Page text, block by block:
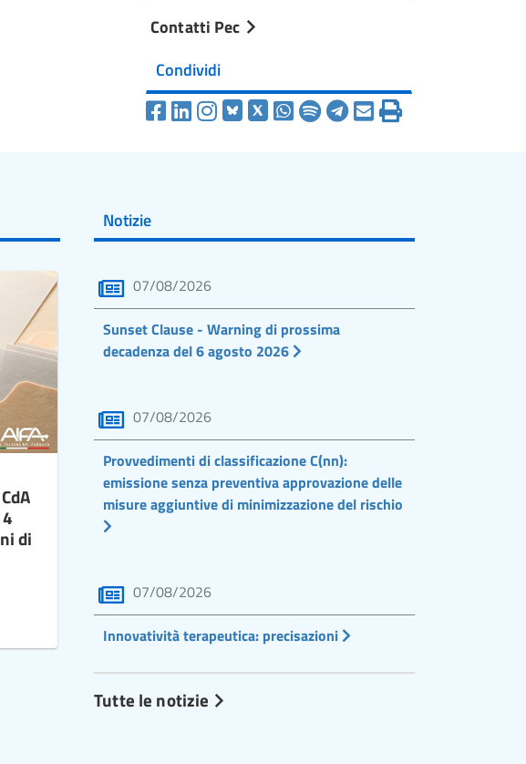
Contatti Pec
Condividi
di
Notizie
07/08/2026
Sunset Clause - Warning di prossima
decadenza del 6 agosto 2026
07/08/2026
Provvedimenti di classificazione C(nn):
emissione senza preventiva approvazione delle
misure aggiuntive di minimizzazione del rischio
07/08/2026
Innovatività terapeutica: precisazioni
Tutte le notizie